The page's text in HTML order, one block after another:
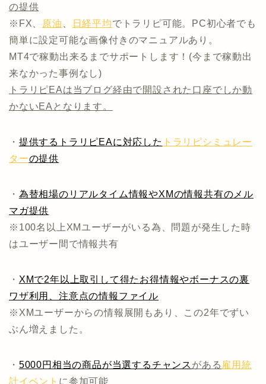
の提供
※FX、
原油 日経平均でトラリピ可能。PC初心者でも
簡単に設定可能な画像付きのマニュアルあり。
MT4で稼動出来るまでサポートします！(今まで稼動出
来なかった事例なし)
トラリピEAは当ブログ経由で開設された口座でしか動
かないEAとなります。
・ 提供するトラリピEAに対応した トラリピシミュレー
ターの提供
・ 為替相場のリアルタイム情報やXMの情報共有のメル
マガ提供
※100名以上XMユーザーがいる為、問題が発生した時
はユーザー間で情報共有
・ XMで2年以上取引して得たお得情報やボーナスの裏
ワザ利用、注意点の情報ファイル
※XMユーザーからの情報展開もあり、この2年でずい
ぶん増えました。
・ 5000円相当の商品が当選するチャンス がある 雇用統
計イベント に参加可能